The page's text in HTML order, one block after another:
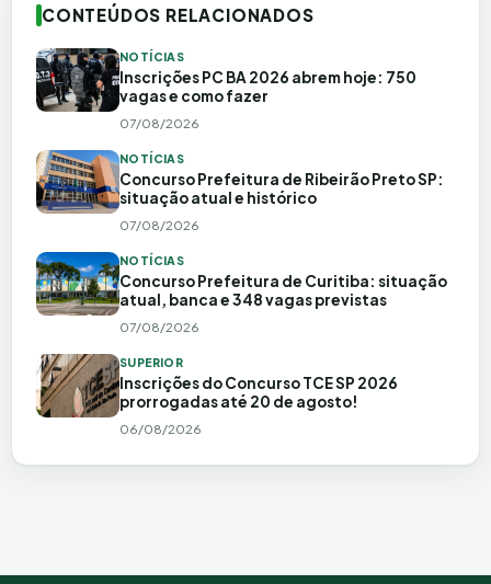
CONTEÚDOS RELACIONADOS
NOTÍCIAS
Inscrições PC BA 2026 abrem hoje: 750
vagas e como fazer
07/08/2026
NOTÍCIAS
Concurso Prefeitura de Ribeirão Preto SP:
situação atual e histórico
07/08/2026
NOTÍCIAS
Concurso Prefeitura de Curitiba: situação
atual, banca e 348 vagas previstas
07/08/2026
SUPERIOR
Inscrições do Concurso TCE SP 2026
prorrogadas até 20 de agosto!
06/08/2026